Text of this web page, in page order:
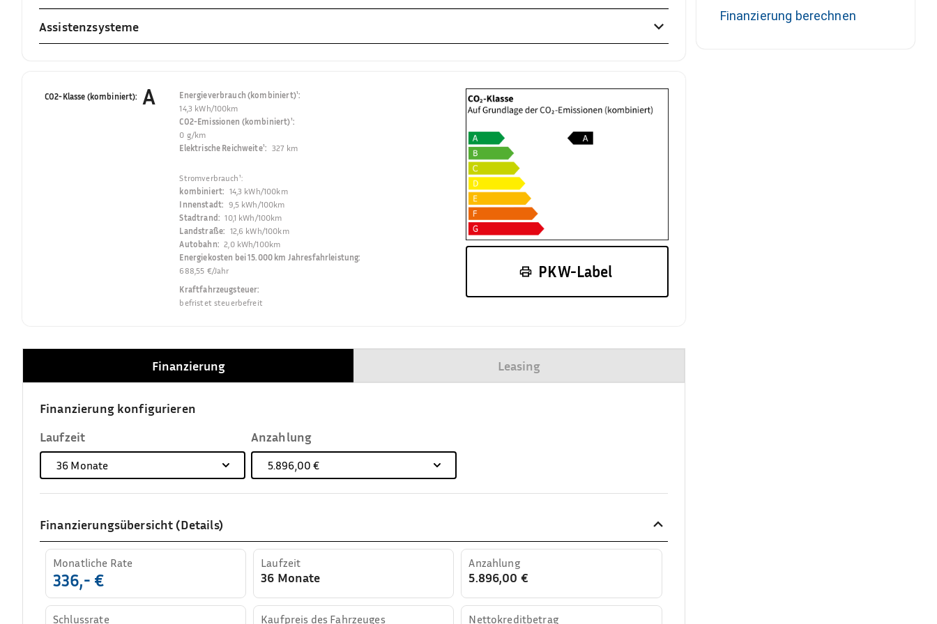
Assistenzsysteme
CO2-Klasse (kombiniert): A Energieverbrauch (kombiniert)¹:
14,3 kWh/100km
CO2-Emissionen (kombiniert)¹:
0 g/km
Elektrische Reichweite¹: 327 km
Stromverbrauch¹:
kombiniert: 14,3 kWh/100km
Innenstadt: 9,5 kWh/100km
Stadtrand:10,1 kWh/100km
Landstraße: 12,6 kWh/100km
Autobahn:2,0 kWh/100km
Energiekosten bei 15.000 km Jahresfahrleistung:
688,55 €/Jahr
Kraftfahrzeugsteuer:
befristet steuerbefreit
PKW-Label
Finanzierung Leasing
Finanzierung konfigurieren
Laufzeit
36 Monate
Anzahlung
5.896,00 €
Finanzierungsübersicht (Details)
Monatliche Rate
336,- €
Laufzeit
36 Monate
Anzahlung
5.896,00 €
Schlussrate Kaufpreis des Fahrzeuges Nettokreditbetrag
Finanzierung berechnen